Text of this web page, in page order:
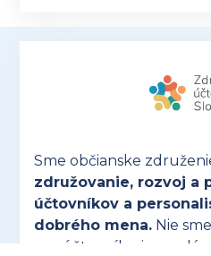
Sme občianske
združovanie, rozvoj a
účtovníkov a
dobrého mena. Nie
sa s účtovníkmi a